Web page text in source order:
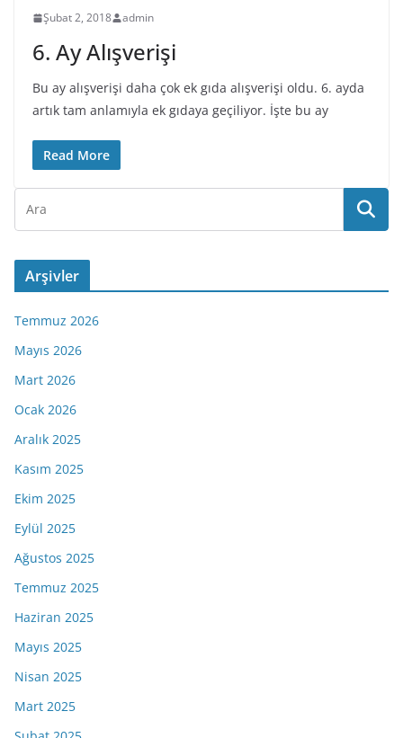
Şubat 2, 2018 admin
6. Ay Alışverişi
Bu ay alışverişi daha çok ek gıda alışverişi oldu. 6. ayda
artık tam anlamıyla ek gıdaya geçiliyor. İşte bu ay
Read More
Arşivler
Temmuz 2026
Mayıs 2026
Mart 2026
Ocak 2026
Aralık 2025
Kasım 2025
Ekim 2025
Eylül 2025
Ağustos 2025
Temmuz 2025
Haziran 2025
Mayıs 2025
Nisan 2025
Mart 2025